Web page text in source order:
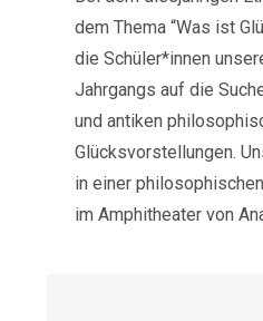
dem Thema “Was ist
die Schüler*innen
Jahrgangs auf die
und antiken
Glücksvorstellungen.
in einer
im Amphitheater von